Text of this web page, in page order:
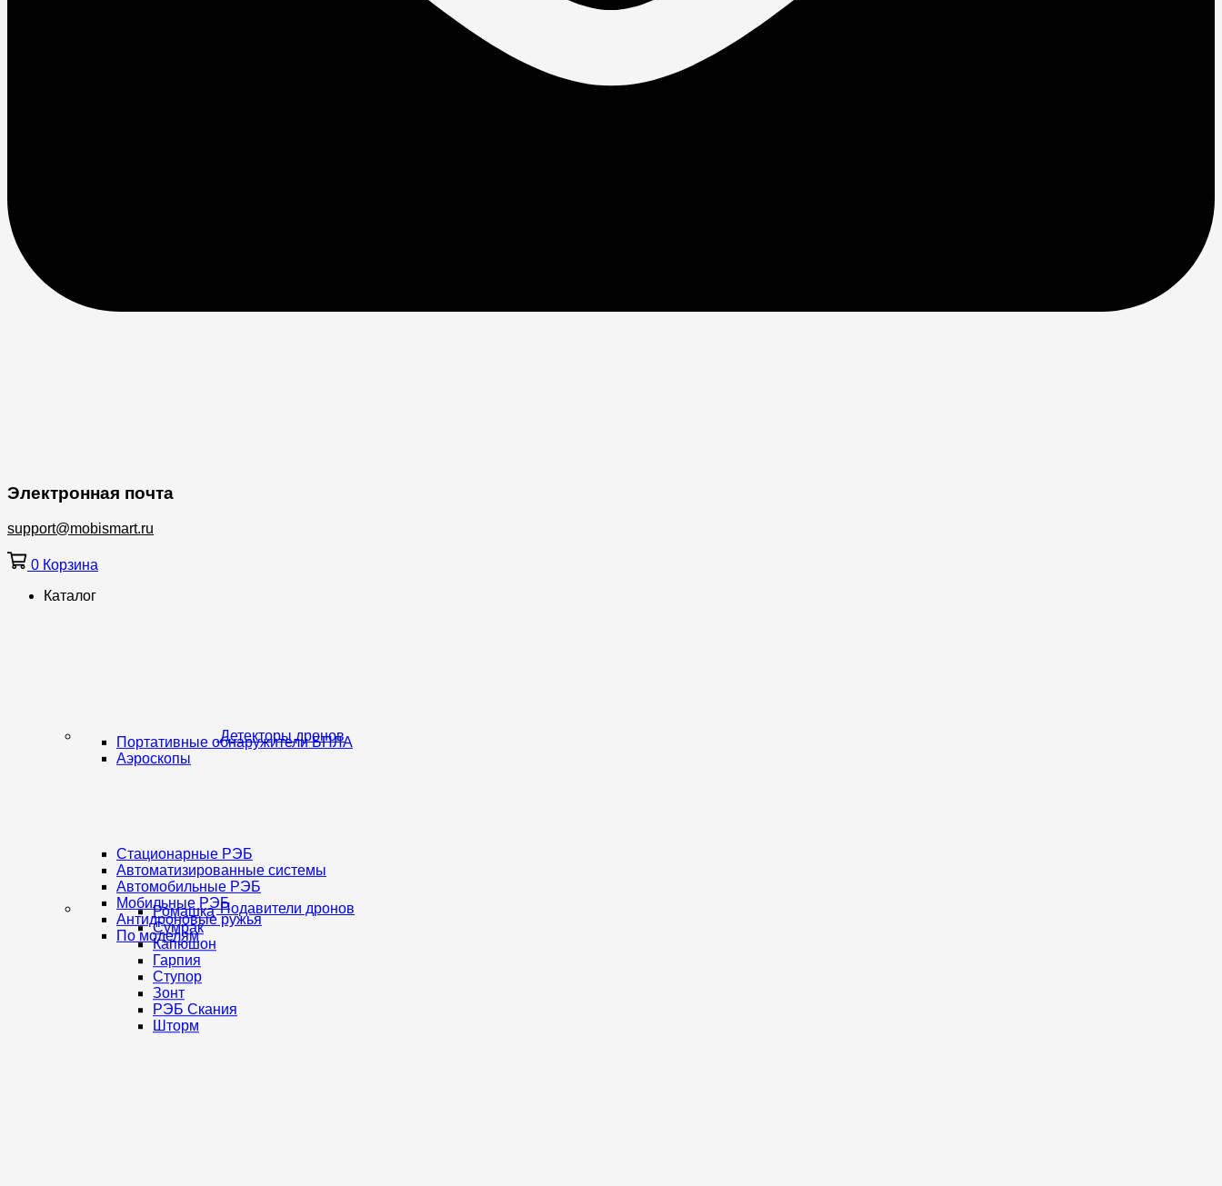
Электронная почта
support@mobismart.ru
0 Корзина
Каталог
Детекторы дронов
Портативные обнаружители БПЛА
Аэроскопы
Подавители дронов
Стационарные РЭБ
Автоматизированные системы
Автомобильные РЭБ
Мобильные РЭБ
Антидроновые ружья
По моделям
Ромашка
Сумрак
Капюшон
Гарпия
Ступор
Зонт
РЭБ Скания
Шторм